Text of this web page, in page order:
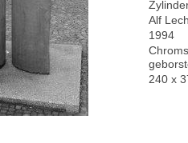
Alf
1994
240 x